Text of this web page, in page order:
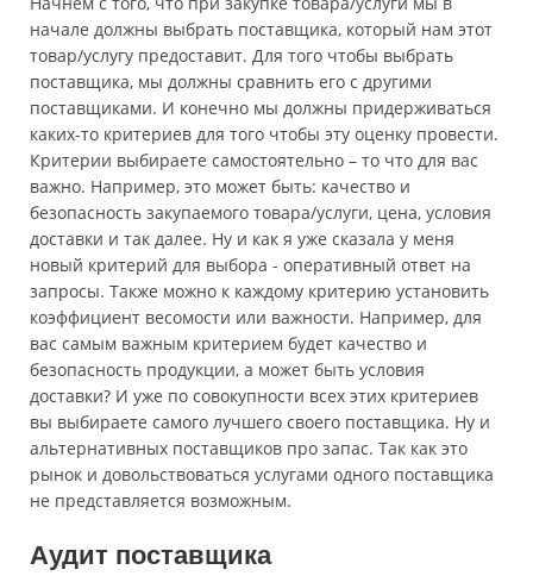
начале должны выбрать поставщика, который нам этот
товар/услугу предоставит. Для того чтобы выбрать
поставщика, мы должны сравнить его с другими
поставщиками. И конечно мы должны придерживаться
каких-то критериев для того чтобы эту оценку провести.
Критерии выбираете самостоятельно – то что для вас
важно. Например, это может быть: качество и
безопасность закупаемого товара/услуги, цена, условия
доставки и так далее. Ну и как я уже сказала у меня
новый критерий для выбора - оперативный ответ на
запросы. Также можно к каждому критерию установить
коэффициент весомости или важности. Например, для
вас самым важным критерием будет качество и
безопасность продукции, а может быть условия
доставки? И уже по совокупности всех этих критериев
вы выбираете самого лучшего своего поставщика. Ну и
альтернативных поставщиков про запас. Так как это
рынок и довольствоваться услугами одного поставщика
не представляется возможным.
Аудит поставщика